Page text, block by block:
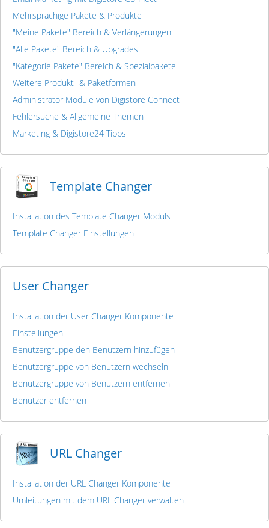
Mehrsprachige Pakete & Produkte
"Meine Pakete" Bereich & Verlängerungen
"Alle Pakete" Bereich & Upgrades
"Kategorie Pakete" Bereich & Spezialpakete
Weitere Produkt- & Paketformen
Administrator Module von Digistore Connect
Fehlersuche & Allgemeine Themen
Marketing & Digistore24 Tipps
Template Changer
Installation des Template Changer Moduls
Template Changer Einstellungen
User Changer
Installation der User Changer Komponente
Einstellungen
Benutzergruppe den Benutzern hinzufügen
Benutzergruppe von Benutzern wechseln
Benutzergruppe von Benutzern entfernen
Benutzer entfernen
URL Changer
Installation der URL Changer Komponente
Umleitungen mit dem URL Changer verwalten